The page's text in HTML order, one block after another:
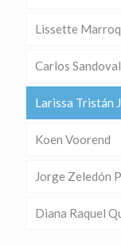
Lissette
Carlos
Larissa Tristán
Koen Voorend
Jorge Zeledón
Diana Raquel